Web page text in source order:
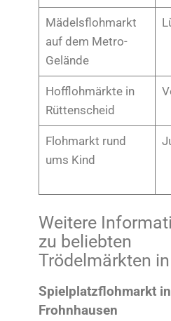
Mädelsflohmarkt
auf dem Metro-
Gelände
Hofflohmärkte in
Rüttenscheid
Flohmarkt rund
ums Kind
Weitere
zu beliebten
Trödelmärkten
Spielplatzflohmarkt in
Frohnhausen